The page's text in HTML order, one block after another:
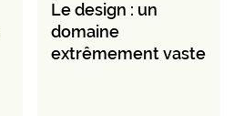
Le design : un
domaine
extrêmement vaste